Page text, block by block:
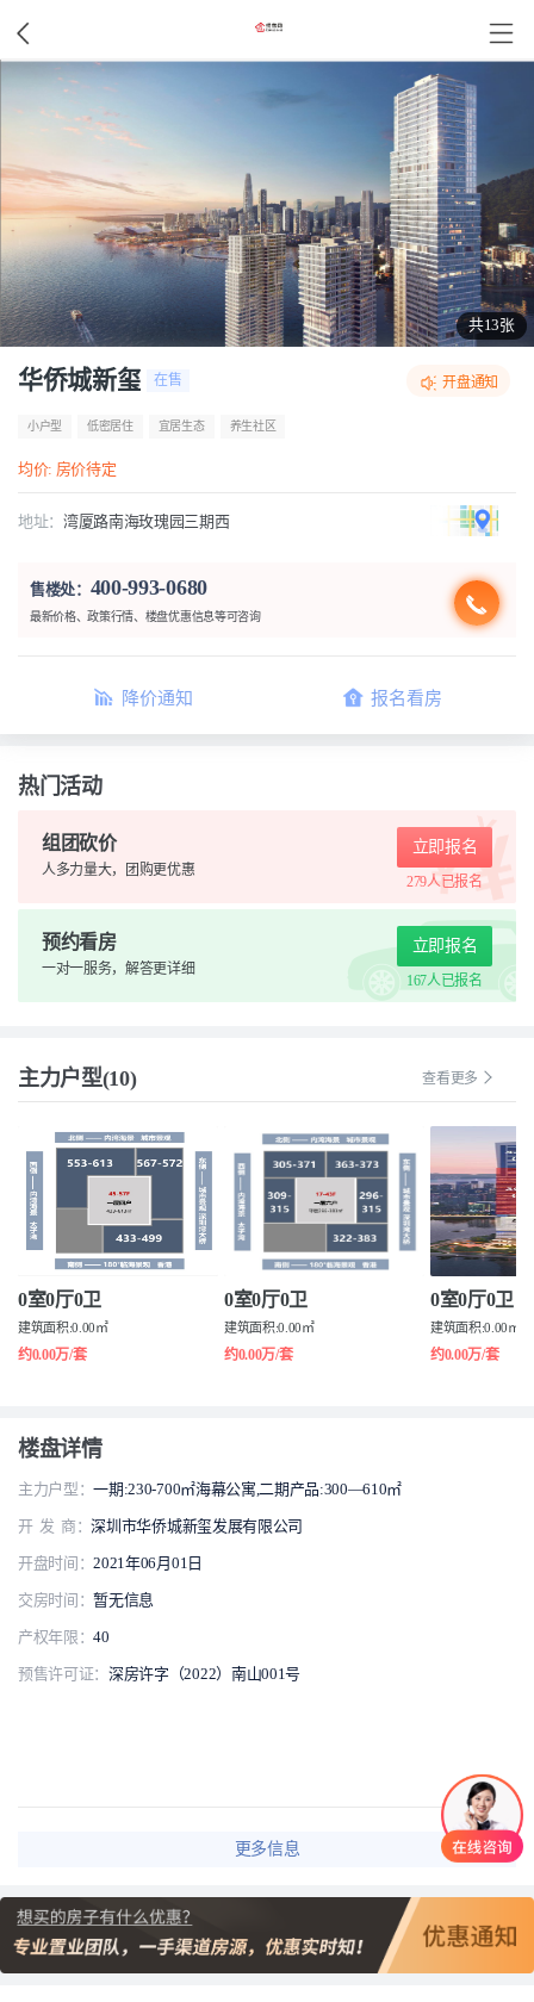
共13张
华侨城新玺 在售 开盘通知
小户型 低密居住 宜居生态 养生社区
均价: 房价待定
地址：湾厦路南海玫瑰园三期西
售楼处： 400-993-0680
最新价格、政策行情、楼盘优惠信息等可咨询
降价通知 报名看房
热门活动
组团砍价
人多力量大，团购更优惠
立即报名
279人已报名
预约看房
一对一服务，解答更详细
立即报名
167人已报名
主力户型(10) 查看更多
0室0厅0卫
建筑面积:0.00㎡
约0.00万/套
0室0厅0卫
建筑面积:0.00㎡
约0.00万/套
0室0厅0卫
建筑面积:0.00㎡
约0.00万/套
楼盘详情
主力户型：一期:230-700㎡海幕公寓,二期产品:300—610㎡
开 发 商：深圳市华侨城新玺发展有限公司
开盘时间：2021年06月01日
交房时间：暂无信息
产权年限：40
预售许可证：深房许字（2022）南山001号
更多信息